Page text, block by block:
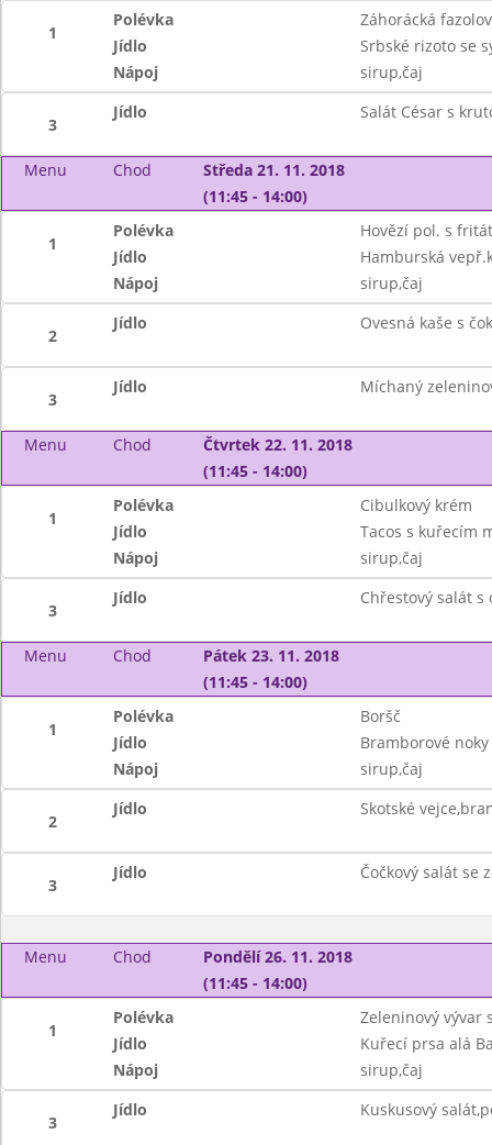
1
Polévka
Záhorácká
Jídlo
Srbské rizoto se
Nápoj
sirup,čaj
3
Jídlo Salát César s
Menu Chod
Středa 21. 11. 2018
(11:45 - 14:00)
1
Polévka
Hovězí pol. s
Jídlo
Hamburská
Nápoj
sirup,čaj
2
Jídlo Ovesná kaše s
3
Jídlo Míchaný
Menu Chod
Čtvrtek 22. 11. 2018
(11:45 - 14:00)
1
Polévka
Cibulkový krém
Jídlo
Tacos s kuřecím
Nápoj
sirup,čaj
3
Jídlo Chřestový salát
Menu Chod
Pátek 23. 11. 2018
(11:45 - 14:00)
1
Polévka
Boršč
Jídlo
Bramborové
Nápoj
sirup,čaj
2
Jídlo Skotské
3
Jídlo Čočkový salát se
Menu Chod
Pondělí 26. 11. 2018
(11:45 - 14:00)
1
Polévka
Zeleninový vývar
Jídlo
Kuřecí prsa alá
Nápoj
sirup,čaj
3
Jídlo Kuskusový